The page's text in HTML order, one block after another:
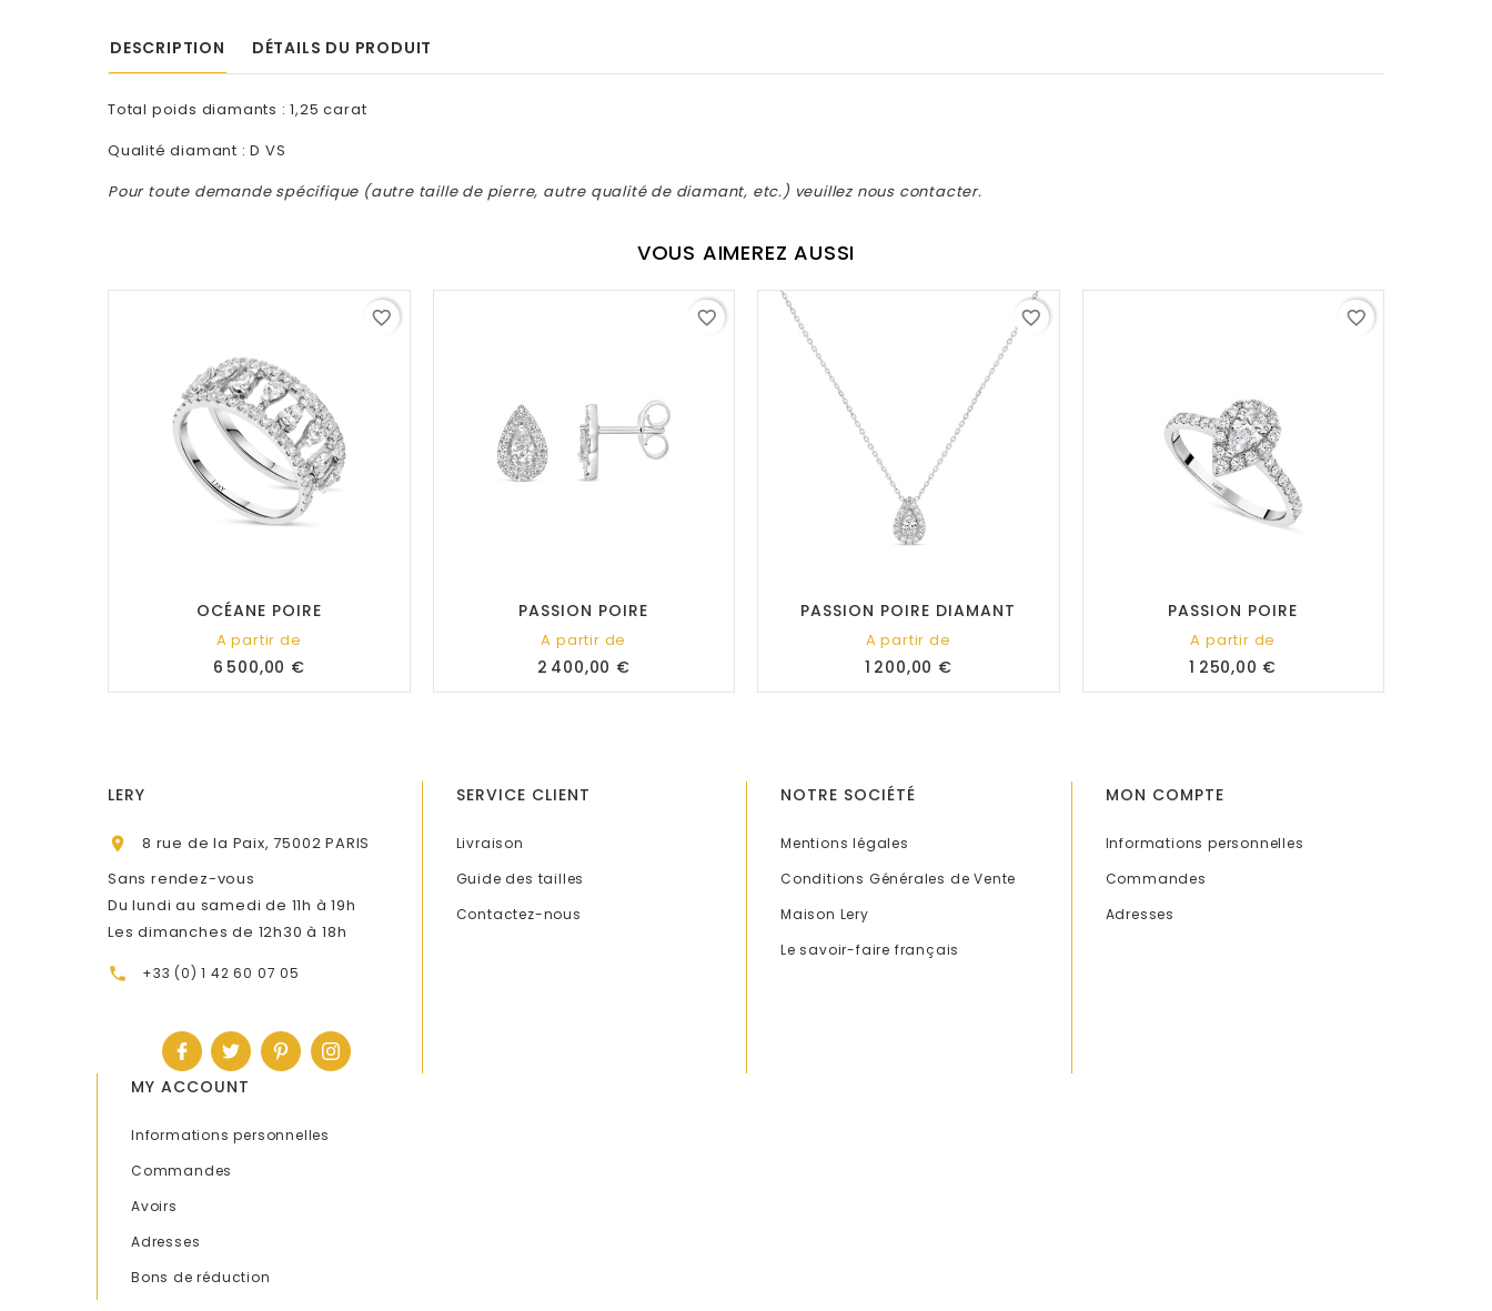
DESCRIPTION DÉTAILS DU PRODUIT
Total poids diamants : 1,25 carat
Qualité diamant : D VS
Pour toute demande spécifique (autre taille de pierre, autre qualité de diamant, etc.) veuillez nous contacter.
VOUS AIMEREZ AUSSI
favorite_border
OCÉANE POIRE
A partir de
Prix
6 500,00 €
favorite_border
PASSION POIRE
A partir de
Prix
2 400,00 €
favorite_border
PASSION POIRE DIAMANT
A partir de
Prix
1 200,00 €
favorite_border
PASSION POIRE
A partir de
Prix
1 250,00 €
LERY

8 rue de la Paix, 75002 PARIS
Sans rendez-vous
Du lundi au samedi de 11h à 19h
Les dimanches de 12h30 à 18h
 +33 (0) 1 42 60 07 05
SERVICE CLIENT
Livraison
Guide des tailles
Contactez-nous
NOTRE SOCIÉTÉ
Mentions légales
Conditions Générales de Vente
Maison Lery
Le savoir-faire français
MON COMPTE
Informations personnelles
Commandes
Adresses
MY ACCOUNT
Informations personnelles
Commandes
Avoirs
Adresses
Bons de réduction